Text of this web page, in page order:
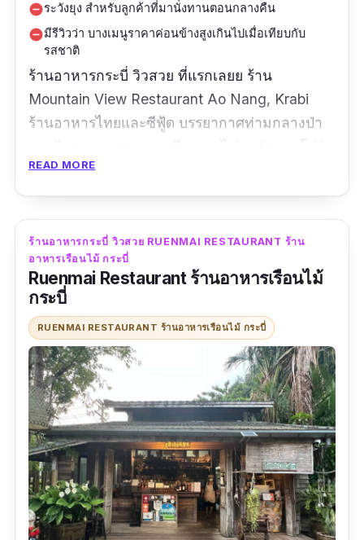
remove_circleระวังยุง สำหรับลูกค้าที่มานั่งทานตอนกลางคืน
remove_circleมีรีวิวว่า บางเมนูราคาค่อนข้างสูงเกินไปเมื่อเทียบกับ
รสชาติ
ร้านอาหารกระบี่ วิวสวย ที่แรกเลยย ร้าน
Mountain View Restaurant Ao Nang, Krabi
ร้านอาหารไทยและซีฟู้ด บรรยากาศท่ามกลางป่า
โล่งสบาย นอกจากฟินกับอาหารที่รสชาติอร่อยเข้า
ถึงเครื่องถึงรส ยังฟินกับวิวท่ามกลางธรรมชาติ
ภายในตัวร้านมี 2 โซน คือร้านอาหารกลางวัน จะ
เป็นแนวร้านอาหารทั่วไปและคาเฟ่ ส่วนร้านอีก
โซน จะเปิดช่วงเย็นจะเป็นฟีลมานั่งจิบเบาริมเร มี
ดนตรีสด และเครื่องดื่มแอลกอฮอล์ สามารถมาใช้
ด้วย
ข้อมูลเฉพาะ
Google map :
https://goo.gl/maps/wF24C6m2wYZUsmPf
7?coh=178571&entry=tt
เบอร์โทร :0612599229 , 0612625599
เวลาทำการ :เปิดทุกวัน 10:00 - 01:00 น.
READ MORE
ร้านอาหารกระบี่ วิวสวย RUENMAI RESTAURANT ร้าน
อาหารเรือนไม้ กระบี่
Ruenmai Restaurant ร้านอาหารเรือนไม้
กระบี่
RUENMAI RESTAURANT ร้านอาหารเรือนไม้ กระบี่